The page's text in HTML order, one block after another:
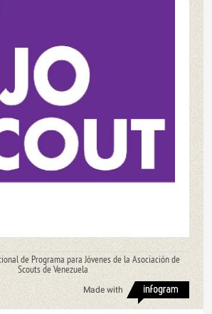
de Programa para Jóvenes de la Asociación de
Scouts de Venezuela
Made with